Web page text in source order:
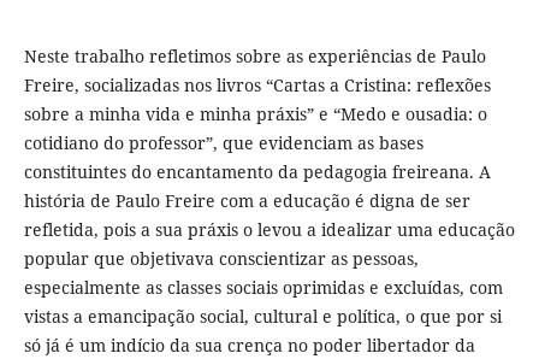
Neste trabalho refletimos sobre as experiências de Paulo
Freire, socializadas nos livros “Cartas a Cristina: reflexões
sobre a minha vida e minha práxis” e “Medo e ousadia: o
cotidiano do professor”, que evidenciam as bases
constituintes do encantamento da pedagogia freireana. A
história de Paulo Freire com a educação é digna de ser
refletida, pois a sua práxis o levou a idealizar uma educação
popular que objetivava conscientizar as pessoas,
especialmente as classes sociais oprimidas e excluídas, com
vistas a emancipação social, cultural e política, o que por si
só já é um indício da sua crença no poder libertador da